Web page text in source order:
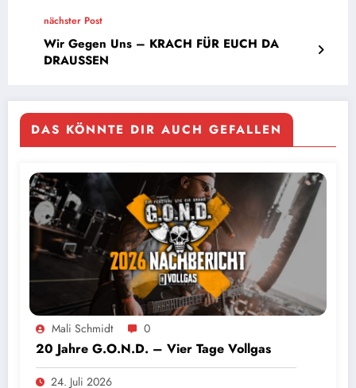
nächster Post
Wir Gegen Uns – KRACH FÜR EUCH DA
DRAUSSEN
DAS KÖNNTE DIR AUCH GEFALLEN
Mali Schmidt 0
20 Jahre G.O.N.D. – Vier Tage Vollgas
24. Juli 2026